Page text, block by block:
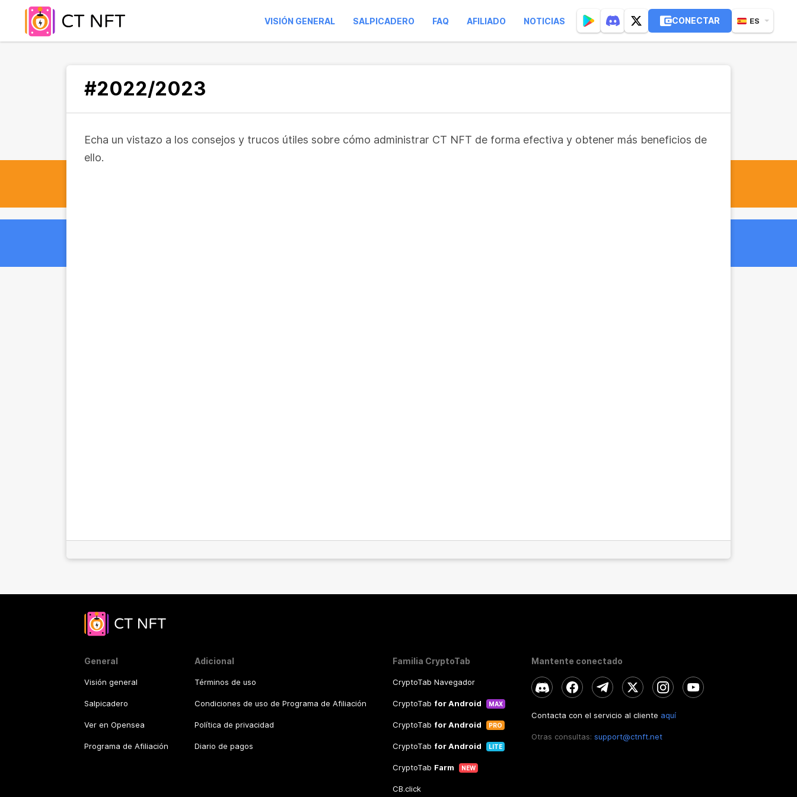
VISIÓN GENERAL SALPICADERO FAQ AFILIADO NOTICIAS CONECTAR ES
#2022/2023
Echa un vistazo a los consejos y trucos útiles sobre cómo administrar CT NFT de forma efectiva y obtener más beneficios de
ello.
General
Visión general
Salpicadero
Ver en Opensea
Programa de Afiliación
Adicional
Términos de uso
Condiciones de uso de Programa de Afiliación
Política de privacidad
Diario de pagos
Familia CryptoTab
CryptoTab Navegador
CryptoTab for Android MAX
CryptoTab for Android PRO
CryptoTab for Android LITE
CryptoTab Farm NEW
CB.click
Mantente conectado
Contacta con el servicio al cliente aquí
Otras consultas: support@ctnft.net